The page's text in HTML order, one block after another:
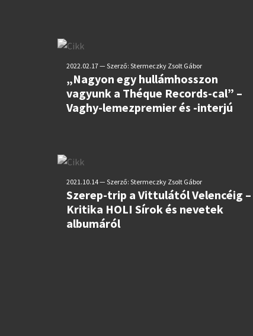
2022.02.17 — Szerző: Stermeczky Zsolt Gábor
„Nagyon egy hullámhosszon
vagyunk a Théque Records-cal” –
Vaghy-lemezpremier és -interjú
2021.10.14 — Szerző: Stermeczky Zsolt Gábor
Szerep-trip a Vittulától Velencéig –
Kritika HOLI Sírok és nevetek
albumáról